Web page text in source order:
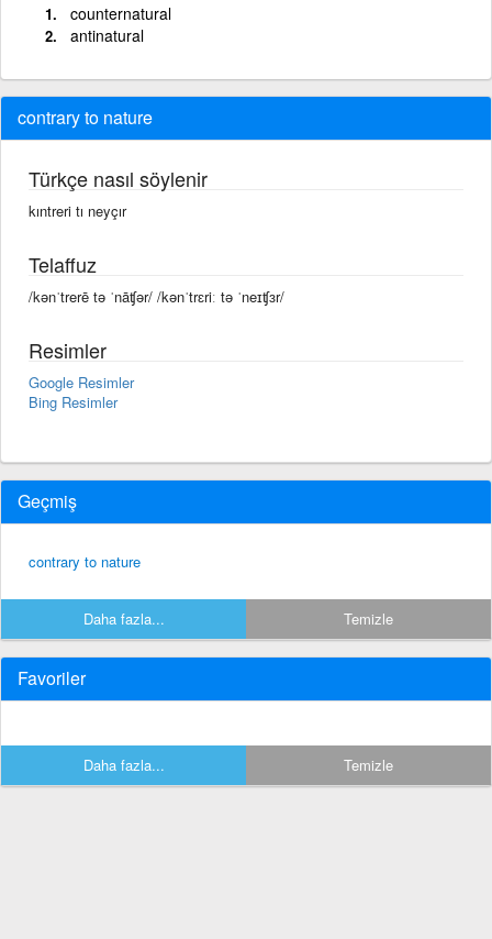
counternatural
antinatural
contrary to nature
Türkçe nasıl söylenir
kıntreri tı neyçır
Telaffuz
/kənˈtrerē tə ˈnāʧər/ /kənˈtrɛriː tə ˈneɪʧɜr/
Resimler
Google Resimler
Bing Resimler
Geçmiş
contrary to nature
Daha fazla... Temizle
Favoriler
Daha fazla... Temizle